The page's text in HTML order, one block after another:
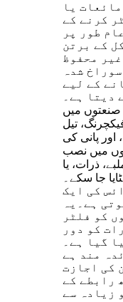
یا
کرنے کے
طور پر
کے برتن
محفوظ
شدہ
کے لیے
دیتا ہے۔
صنعتوں میں
تیل
اور پانی کی
میں نصب
ذرات، یا
جا سکے۔
کی ایک
ہے۔یہ
کو فلٹر
کو دور
گیا ہے۔
مند ہے
کی اجازت
رابطے کے
زیادہ سے